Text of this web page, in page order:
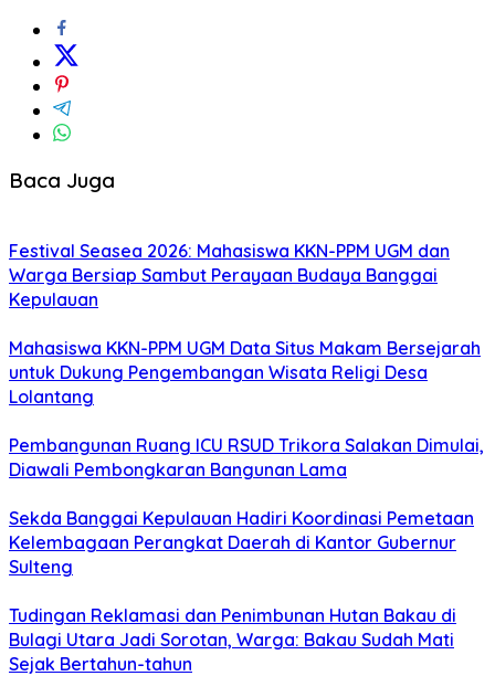
Baca Juga
Festival Seasea 2026: Mahasiswa KKN-PPM UGM dan
Warga Bersiap Sambut Perayaan Budaya Banggai
Kepulauan
Mahasiswa KKN-PPM UGM Data Situs Makam Bersejarah
untuk Dukung Pengembangan Wisata Religi Desa
Lolantang
Pembangunan Ruang ICU RSUD Trikora Salakan Dimulai,
Diawali Pembongkaran Bangunan Lama
Sekda Banggai Kepulauan Hadiri Koordinasi Pemetaan
Kelembagaan Perangkat Daerah di Kantor Gubernur
Sulteng
Tudingan Reklamasi dan Penimbunan Hutan Bakau di
Bulagi Utara Jadi Sorotan, Warga: Bakau Sudah Mati
Sejak Bertahun-tahun